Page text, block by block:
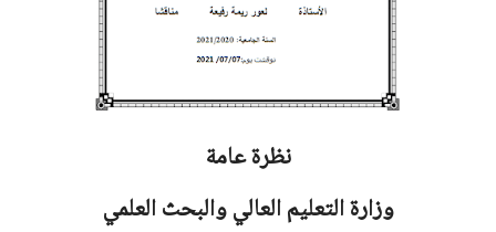
نظرة عامة
وزارة التعليم العالي والبحث العلمي